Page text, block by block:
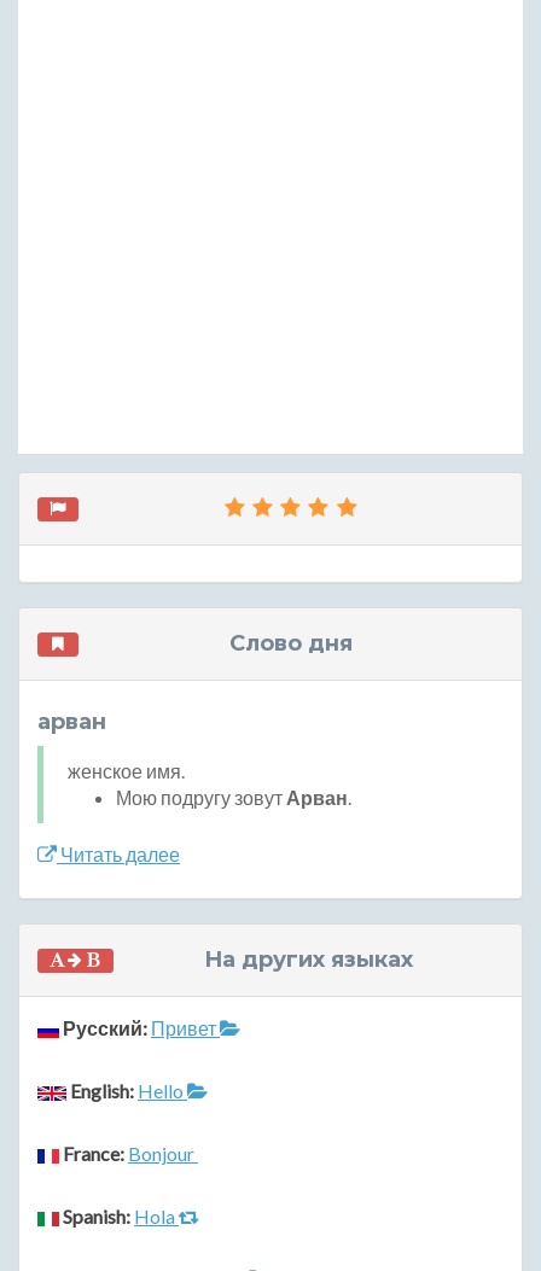
Слово дня
арван
женское имя.
Мою подругу зовут Арван.
Читать далее
На других языках
Русский: Привет
English: Hello
France: Bonjour
Spanish: Hola